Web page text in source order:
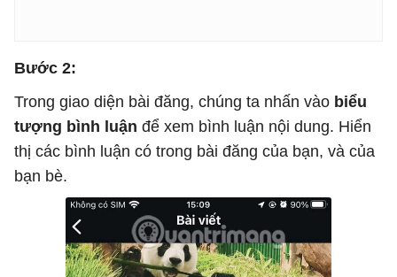
Bước 2:
Trong giao diện bài đăng, chúng ta nhấn vào biểu
tượng bình luận để xem bình luận nội dung. Hiển
thị các bình luận có trong bài đăng của bạn, và của
bạn bè.